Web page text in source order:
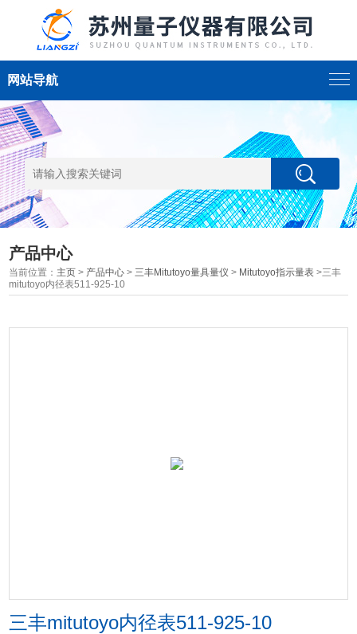
网站导航
产品中心
当前位置： 主页 > 产品中心 >三丰Mitutoyo量具量仪 > Mitutoyo指示量表 >三丰
mitutoyo内径表511-925-10
三丰mitutoyo内径表511-925-10